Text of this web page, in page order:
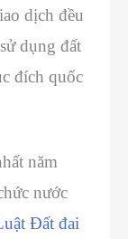
dịch đều
dụng đất
đích quốc
năm
nước
Đất đai